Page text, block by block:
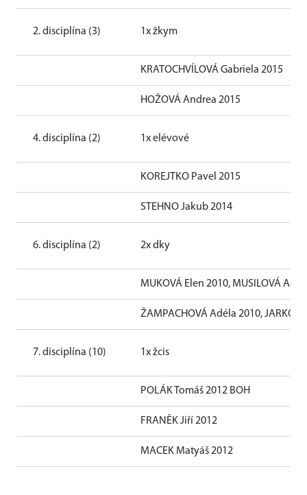
2. disciplína (3) 1x žkym
KRATOCHVÍLOVÁ Gabriela 2015
HOŽOVÁ Andrea 2015
4. disciplína (2) 1x elévové
KOREJTKO Pavel 2015
STEHNO Jakub 2014
6. disciplína (2) 2x dky
MUKOVÁ Elen 2010, MUSILOVÁ
ŽAMPACHOVÁ Adéla 2010,
7. disciplína (10) 1x žcis
POLÁK Tomáš 2012 BOH
FRANĚK Jiří 2012
MACEK Matyáš 2012